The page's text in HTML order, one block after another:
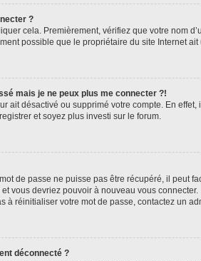
?
cela. Premièrement, vérifiez que votre nom
possible que le propriétaire du site Internet
mais je ne peux plus me connecter ?!
ait désactivé ou supprimé votre compte. En
et soyez plus investi sur le forum.
de passe ne puisse pas être récupéré, il peut
vous devriez pouvoir à nouveau vous connecter.
à réinitialiser votre mot de passe, contactez un
déconnecté ?